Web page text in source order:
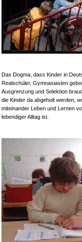
Das Dogma, dass Kinder in
Realschüler, Gymnasiasten
Ausgrenzung und Selektion
die Kinder da abgeholt werden,
miteinander Leben und Lernen
lebendiger Alltag ist.